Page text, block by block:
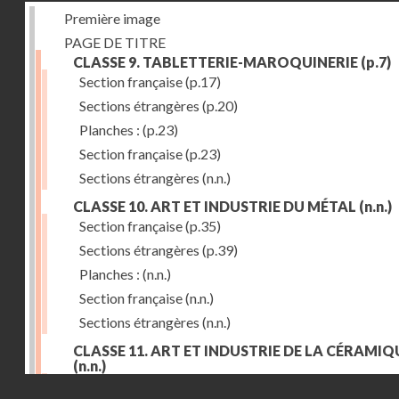
Première image
PAGE DE TITRE
CLASSE 9. TABLETTERIE-MAROQUINERIE (p.7)
Section française(p.17)
Sections étrangères (p.20)
Planches : (p.23)
Section française(p.23)
Sections étrangères (n.n.)
CLASSE 10. ART ET INDUSTRIE DU MÉTAL (n.n.)
Section française(p.35)
Sections étrangères (p.39)
Planches : (n.n.)
Section française(n.n.)
Sections étrangères (n.n.)
CLASSE 11. ART ET INDUSTRIE DE LA
(n.n.)